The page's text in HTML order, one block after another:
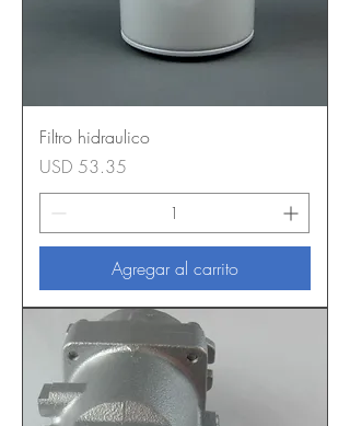
Filtro hidraulico
Precio
USD 53.35
Agregar al carrito